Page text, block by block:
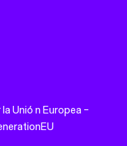
laUnió n Europea –